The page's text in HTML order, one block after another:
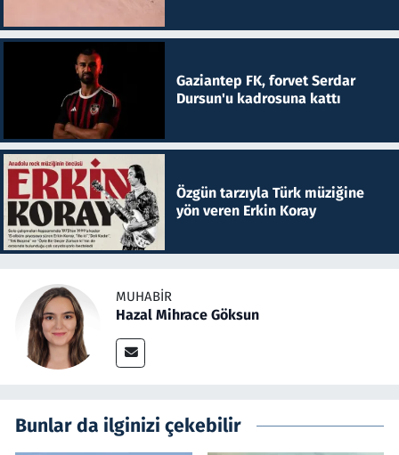
Gaziantep FK, forvet Serdar
Dursun'u kadrosuna kattı
Özgün tarzıyla Türk müziğine
yön veren Erkin Koray
MUHABIR
Hazal Mihrace Göksun
Bunlar da ilginizi çekebilir